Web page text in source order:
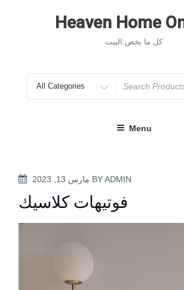
Heaven Home
كل ما يخص البيت
for
Menu
POSTED مارس 13, 2023 BYADMIN
فوتيهات كلاسيك